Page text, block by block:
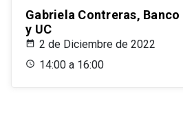
Gabriela Contreras,
y UC
2 de Diciembre de 2022
14:00 a 16:00